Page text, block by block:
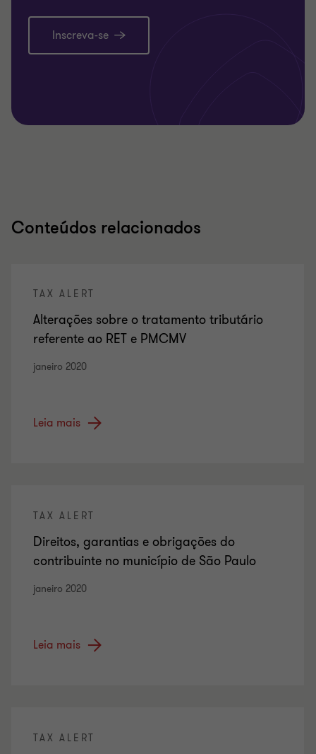
Inscreva-se
Conteúdos relacionados
TAX ALERT
Alterações sobre o tratamento tributário
referente ao RET e PMCMV
janeiro 2020
Leia mais
TAX ALERT
Direitos, garantias e obrigações do
contribuinte no município de São Paulo
janeiro 2020
Leia mais
TAX ALERT